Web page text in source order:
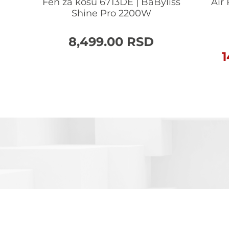
Shine Pro 2200W
8,499.00 RSD